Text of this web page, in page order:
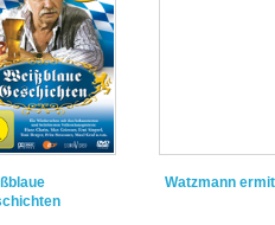
Watzmann